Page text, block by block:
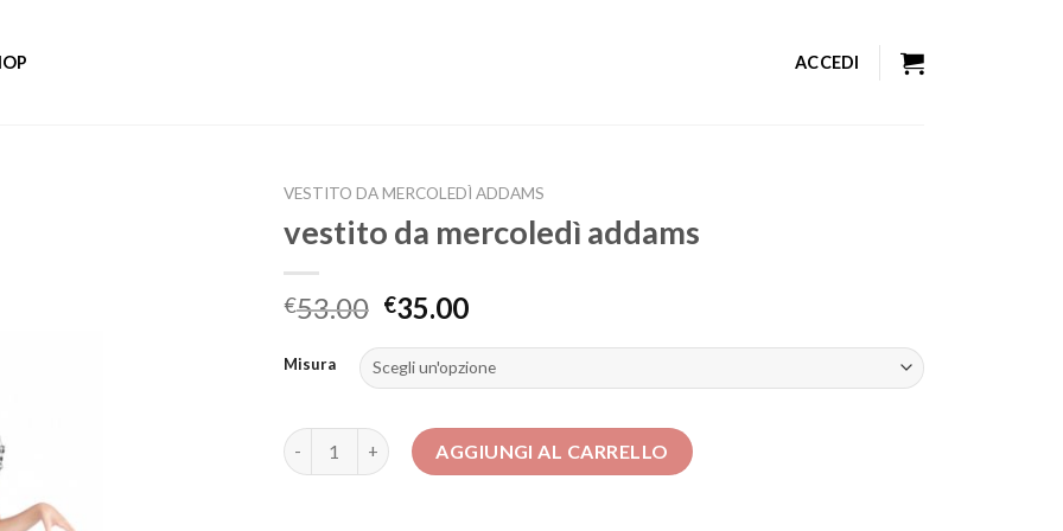
ACCEDI
VESTITO DA MERCOLEDÌ ADDAMS
vestito da mercoledì addams
€53.00 €35.00
Misura
vestito da mercoledì addams quantità
AGGIUNGI AL CARRELLO